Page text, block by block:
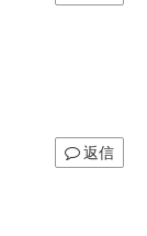
返信